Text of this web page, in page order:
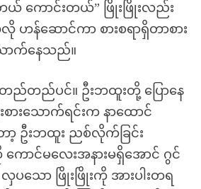
ယ် ကောင်းတယ်” ဖြိုးဖြိုးလည်း
ဟန်ဆောင်ကာ စားစရာရှိတာစား
ာက်နေသည်။
ည်တည်ပင်။ ဦးဘထူးတို့ ပြောနေ
စားသောက်ရင်းက နာထောင်
ဦးဘထူး ညစ်လိုက်ခြင်း
ောင်မလေးအနားမရှိအောင် ဂွင်
ော ဖြိုးဖြိုးကို အားပါးတရ